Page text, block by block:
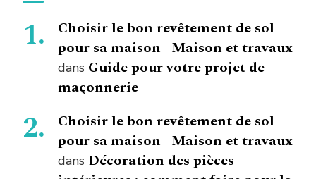
Choisir le bon revêtement de sol
pour sa maison | Maison et travaux
dans Guide pour votre projet de
maçonnerie
Choisir le bon revêtement de sol
pour sa maison | Maison et travaux
dans Décoration des pièces